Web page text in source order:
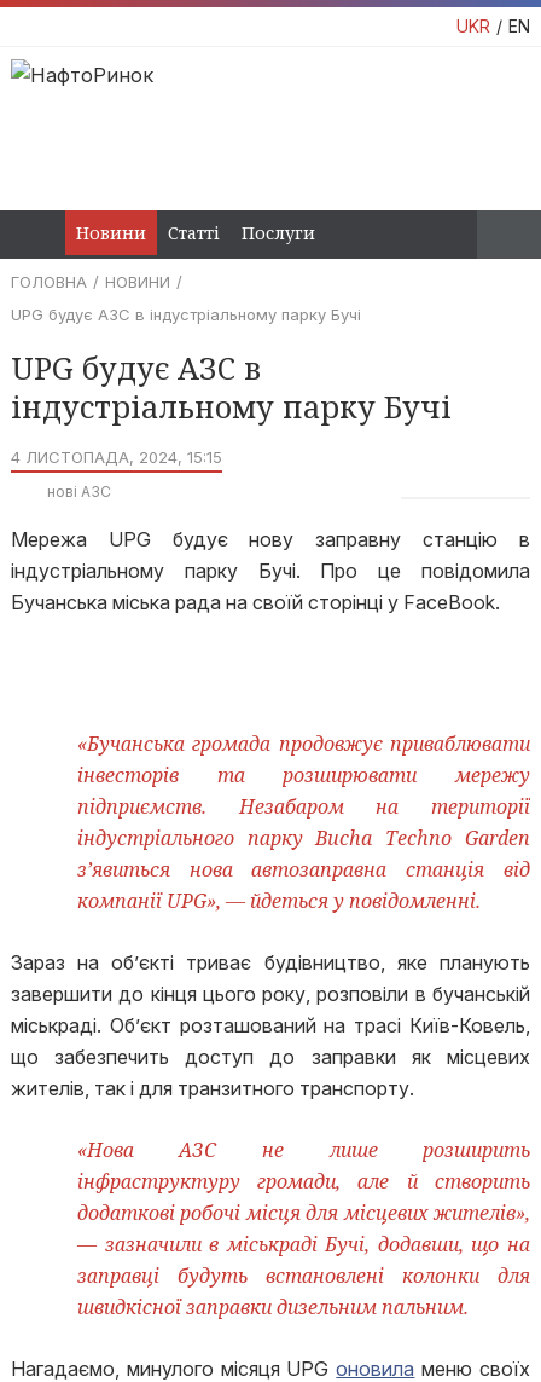
UKR EN
Новини Статті Послуги
ГОЛОВНА
НОВИНИ
UPG будує АЗС в індустріальному парку Бучі
UPG будує АЗС в
індустріальному парку Бучі
4 ЛИСТОПАДА, 2024, 15:15
нові АЗС
Мережа UPG будує нову заправну станцію в
індустріальному парку Бучі. Про це повідомила
Бучанська міська рада на своїй сторінці у FaceBook.
«Бучанська громада продовжує приваблювати
інвесторів та розширювати мережу
підприємств. Незабаром на території
індустріального парку Bucha Techno Garden
з’явиться нова автозаправна станція від
компанії UPG», — йдеться у повідомленні.
Зараз на обʼєкті триває будівництво, яке планують
завершити до кінця цього року, розповіли в бучанській
міськраді. Об’єкт розташований на трасі Київ-Ковель,
що забезпечить доступ до заправки як місцевих
жителів, так і для транзитного транспорту.
«Нова АЗС не лише розширить
інфраструктуру громади, але й створить
додаткові робочі місця для місцевих жителів»,
— зазначили в міськраді Бучі, додавши, що на
заправці будуть встановлені колонки для
швидкісної заправки дизельним пальним.
Нагадаємо, минулого місяця UPGоновила меню своїх